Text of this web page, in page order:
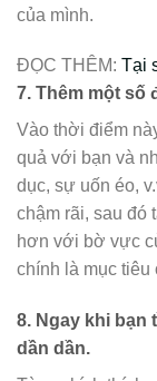
của mình.
ĐỌC THÊM: Tại
7. Thêm một số
Vào thời điểm
quả với bạn và
dục, sự uốn éo,
chậm rãi, sau đó
hơn với bờ vực
chính là mục tiêu
8. Ngay khi bạn
dần dần.